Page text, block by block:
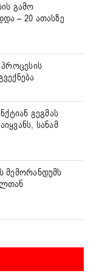
გამო
– 20 ათასზე
გეგმას
სანამ
მემორანდუმს